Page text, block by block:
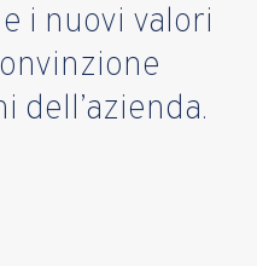
i nuovi valori
dell’azienda.